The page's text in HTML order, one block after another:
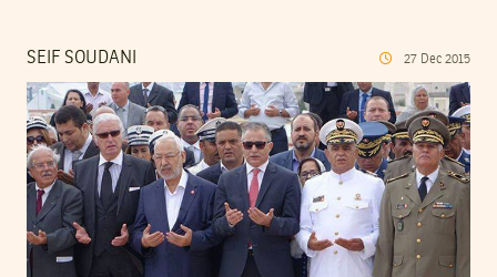
SEIF SOUDANI 27 Dec 2015